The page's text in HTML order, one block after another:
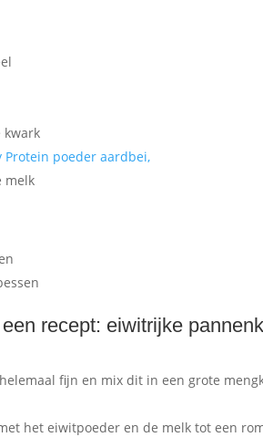
kwark
Protein poeder aardbei,
melk
recept: eiwitrijke
fijn en mix dit in een grote
het eiwitpoeder en de melk tot een